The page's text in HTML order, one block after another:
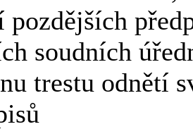
pozdějších
soudních
trestu odnětí